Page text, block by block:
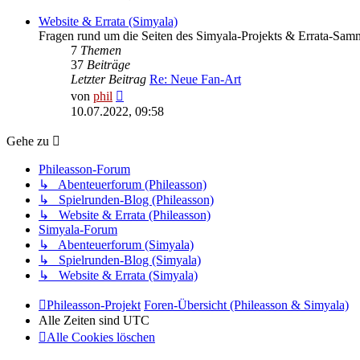
Website & Errata (Simyala)
Fragen rund um die Seiten des Simyala-Projekts & Errata-
7 Themen
37 Beiträge
Letzter Beitrag Re: Neue Fan-Art
von phil
Beitrag
10.07.2022, 09:58
Gehe zu
Phileasson-Forum
↳ Abenteuerforum (Phileasson)
↳ Spielrunden-Blog (Phileasson)
↳ Website & Errata (Phileasson)
Simyala-Forum
↳ Abenteuerforum (Simyala)
↳ Spielrunden-Blog (Simyala)
↳ Website & Errata (Simyala)
Phileasson-Projekt Foren-Übersicht (Phileasson & Simyala)
Alle Zeiten sind UTC
Alle Cookies löschen